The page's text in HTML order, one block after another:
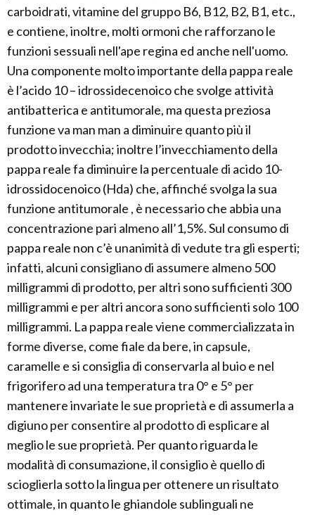
carboidrati, vitamine del gruppo B6, B12, B2, B1, etc.,
e contiene, inoltre, molti ormoni che rafforzano le
funzioni sessuali nell'ape regina ed anche nell'uomo.
Una componente molto importante della pappa reale
è l’acido 10 – idrossidecenoico che svolge attività
antibatterica e antitumorale, ma questa preziosa
funzione va man man a diminuire quanto più il
prodotto invecchia; inoltre l’invecchiamento della
pappa reale fa diminuire la percentuale di acido 10-
idrossidocenoico (Hda) che, affinché svolga la sua
funzione antitumorale , è necessario che abbia una
concentrazione pari almeno all’1,5%. Sul consumo di
pappa reale non c’è unanimità di vedute tra gli esperti;
infatti, alcuni consigliano di assumere almeno 500
milligrammi di prodotto, per altri sono sufficienti 300
milligrammi e per altri ancora sono sufficienti solo 100
milligrammi. La pappa reale viene commercializzata in
forme diverse, come fiale da bere, in capsule,
caramelle e si consiglia di conservarla al buio e nel
frigorifero ad una temperatura tra 0° e 5° per
mantenere invariate le sue proprietà e di assumerla a
digiuno per consentire al prodotto di esplicare al
meglio le sue proprietà. Per quanto riguarda le
modalità di consumazione, il consiglio è quello di
scioglierla sotto la lingua per ottenere un risultato
ottimale, in quanto le ghiandole sublinguali ne